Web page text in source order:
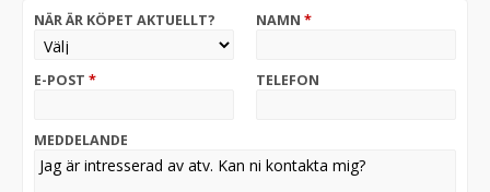
NÄR ÄR KÖPET AKTUELLT? NAMN *
E-POST * TELEFON
MEDDELANDE